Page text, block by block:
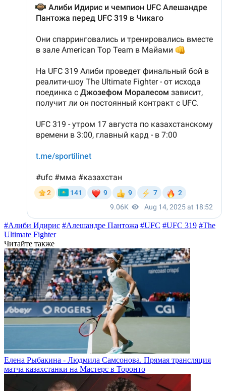
#Алиби Идирис #Алешандре Пантожа #UFC #UFC 319 #The
Ultimate Fighter
Читайте также
Елена Рыбакина - Людмила Самсонова. Прямая трансляция
матча казахстанки на Мастерс в Торонто